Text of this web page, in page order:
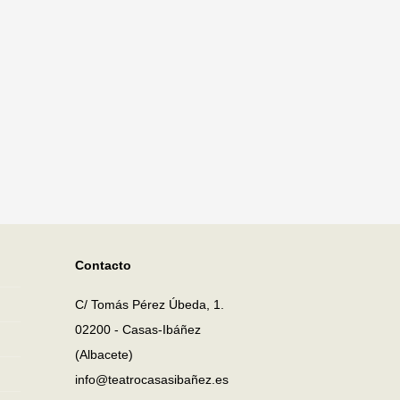
Contacto
C/ Tomás Pérez Úbeda, 1.
02200 - Casas-Ibáñez
(Albacete)
info@teatrocasasibañez.es